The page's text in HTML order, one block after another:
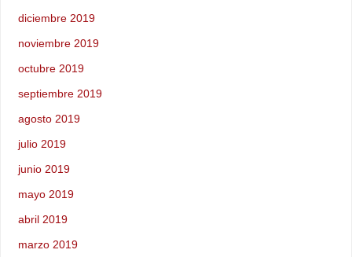
diciembre 2019
noviembre 2019
octubre 2019
septiembre 2019
agosto 2019
julio 2019
junio 2019
mayo 2019
abril 2019
marzo 2019